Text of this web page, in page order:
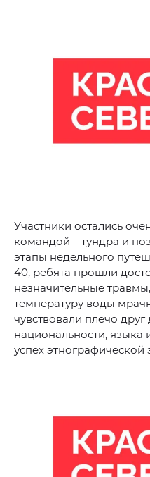
Участники остались
командой – тундра и
этапы недельного
40, ребята прошли
незначительные
температуру воды
чувствовали плечо
национальности, языка
успех этнографической